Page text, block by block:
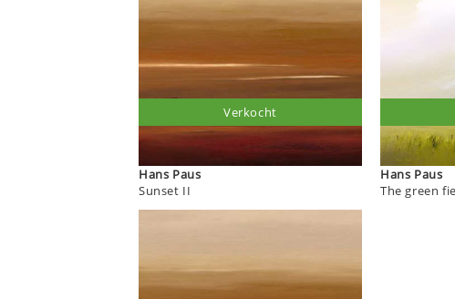
Hans Paus
Sunset II
Verkocht
Hans Paus
The green